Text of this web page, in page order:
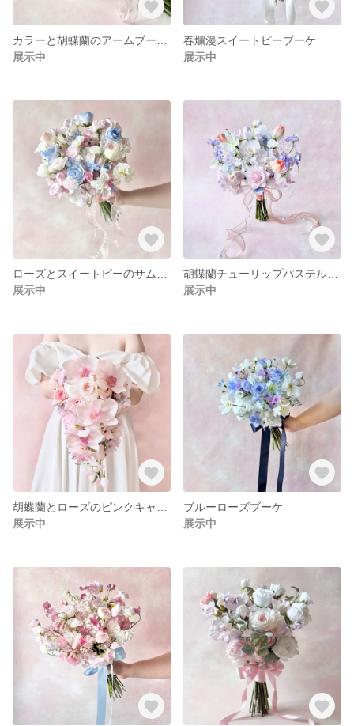
展示中
春爛漫スイートピーブーケ
展示中
展示中
展示中
展示中
ブルーローズブーケ
展示中